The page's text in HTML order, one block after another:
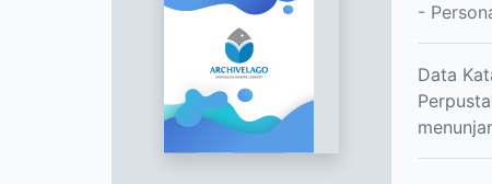
-
Data